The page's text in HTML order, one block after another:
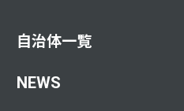
自治体一覧
NEWS